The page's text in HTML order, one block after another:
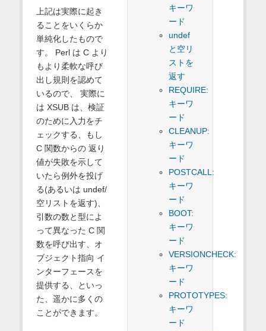
キーワ
ード
undef
と空リ
ストを
返す
REQUIRE:
キーワ
ード
CLEANUP:
キーワ
ード
POSTCALL:
キーワ
ード
BOOT:
キーワ
ード
VERSIONCHECK:
キーワ
ード
PROTOTYPES:
キーワ
ード
上記は実際に起き
ることをいくらか
単純化したもので
す。 Perl は C より
もより柔軟な呼び
出し規則を認めて
いるので、 実際に
は XSUB は、検証
のために入力をチ
ェックする、もし
C 関数からの 返り
値が失敗を示して
いたら例外を投げ
る(あるいは undef/
空リストを返す)、
引数の数と型によ
って異なった C 関
数を呼び出す、オ
ブジェクト指向 イ
ンターフェースを
提供する、といっ
た、遥かに多くの
ことができます。